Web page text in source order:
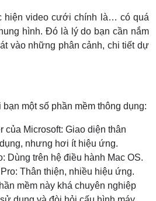
hiện video cưới chính là… có quá
hình. Đó là lý do bạn cần nắm
vào những phân cảnh, chi tiết dự
một số phần mềm thông dụng:
của Microsoft: Giao diện thân
nhưng hơi ít hiệu ứng.
Dùng trên hệ điều hành Mac OS.
Thân thiện, nhiều hiệu ứng.
mềm này khá chuyên nghiệp